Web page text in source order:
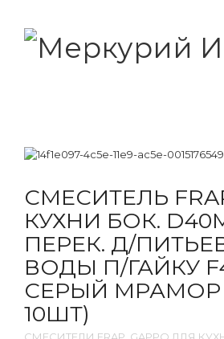
СМЕСИТЕЛЬ
КУХНИ БОК.
ПЕРЕК. Д/
ВОДЫ П/ГАЙКУ
СЕРЫЙ МРАМОР
10ШТ)